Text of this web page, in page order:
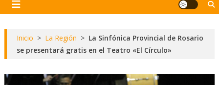
Inicio > La Región > La Sinfónica Provincial de Rosario
se presentará gratis en el Teatro «El Círculo»